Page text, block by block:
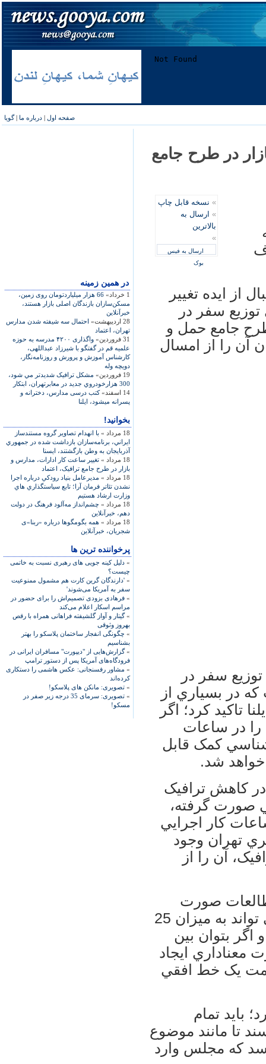
صفحه اول | درباره ما |گویا
در همين زمينه
1 خرداد»
66 هزار‌ میلیاردتومان روی زمین،
مسکن‌سازان بازندگان اصلی بازار هستند،
خبرآنلاین
28 اردیبهشت»
احتمال سه شيفته شدن مدارس
تهران، اعتماد
31 فروردین»
واگذاری ۴۲۰۰ مدرسه به حوزه
علميه قم در گفتگو با شيرزاد عبداللهی،
کارشناس آموزش و پرورش و روزنامه‌نگار،
دويچه وله
19 فروردین»
مشکل ترافيک شديدتر مي شود،
300 هزارخودروي جديد در معابرتهران، ابتکار
14 اسفند»
کتب درسی مدارس، دخترانه و
پسرانه می‏شود، ایلنا
بخوانید!
18 مرداد »
با انهدام تصاوير گروه مستندساز
ايراني، برنامه‌سازان بازداشت شده در جمهوري
آذربايجان به وطن بازگشتند، ايسنا
18 مرداد »
تغيير ساعت کار ادارات، مدارس و
بازار در طرح جامع ترافيک، اعتماد
18 مرداد »
مديرعامل بنياد رودکي درباره اجرا
نشدن تئاتر فرمان آرا؛ تابع سياستگذاري هاي
وزارت ارشاد هستيم
18 مرداد »
چشم‌انداز‌ مه‌آلود فرهنگ در ‌دولت
دهم، خبرآنلاین
18 مرداد »
همه‌ بگومگو‌ها درباره «ربنا»ی
شجریان، خبرآنلاین
پرخواننده ترین ها
» دلیل کینه جویی های رهبری نسبت به خاتمی
چیست؟
» 'دارندگان گرین کارت هم مشمول ممنوعیت
سفر به آمریکا می‌شوند'
» فرهادی بزودی تصمیم‌اش را برای حضور در
مراسم اسکار اعلام می‌کند
»گیتار و آواز گلشیفته فراهانی همراه با رقص
بهروز وثوقی
» چگونگی انفجار ساختمان پلاسکو را بهتر
بشناسیم
»گزارش‌هایی از "دیپورت" مسافران ایرانی در
فرودگاه‌های آمریکا پس از دستور ترامپ
» مشاور رفسنجانی: عکس هاشمی را دستکاری
کرده‌اند
» تصویری: مانکن های پلاسکو!
»
تصویری: سرمای 35 درجه زیر صفر در
مسکو!
در طرح جامع
» نسخه قابل چاپ
» ارسال به
بالاترین
»
ارسال به فیس
بوک
از ايده تغيير
سفر در
جامع حمل و
آن را از امسال
سفر در
در بسياري از
تاکيد کرد؛ اگر
را در ساعات
کمک قابل
شد.
در کاهش ترافيک
صورت گرفته،
کار اجرايي
تهران وجود
آن را از
صورت
گرفته توزيع زمان سفر در طول روز مي تواند به ميزان 25
بتوان بين
معناداري ايجاد
سمت يک خط افقي
بايد تمام
تا مانند موضوع
که مجلس وارد